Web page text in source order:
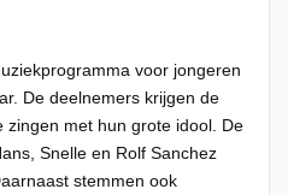
voor jongeren
De deelnemers krijgen de
zingen met hun grote idool. De
Snelle en Rolf Sanchez
stemmen ook